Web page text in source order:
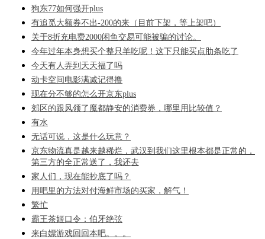
狗东77如何强开plus
有追觅大额券不出-200的来（目前下架，等上架吧）
关于8折充电费2000闲鱼交易可能被骗的讨论。
今年过年本身想买个整只羊吃呢！这下只能买点肋条吃了
今天有人弄到天天福了吗
动卡空间电影满减记得撸
现在分不够的怎么开京东plus
郊区的跟风领了魔都静安的消费券，哪里用比较值？
有水
无话可说，这是什么玩意？
京东物流真是越来越稀烂，武汉到我们这里根本都是正常的，
第三方的全正常送了，我还去
家人们，现在能抄底了吗？
用吧里的方法对付海鲜市场的买家，解气！
繁忙
霸王茶姬口令：伯牙绝弦
来白嫖游戏回回本吧。。。